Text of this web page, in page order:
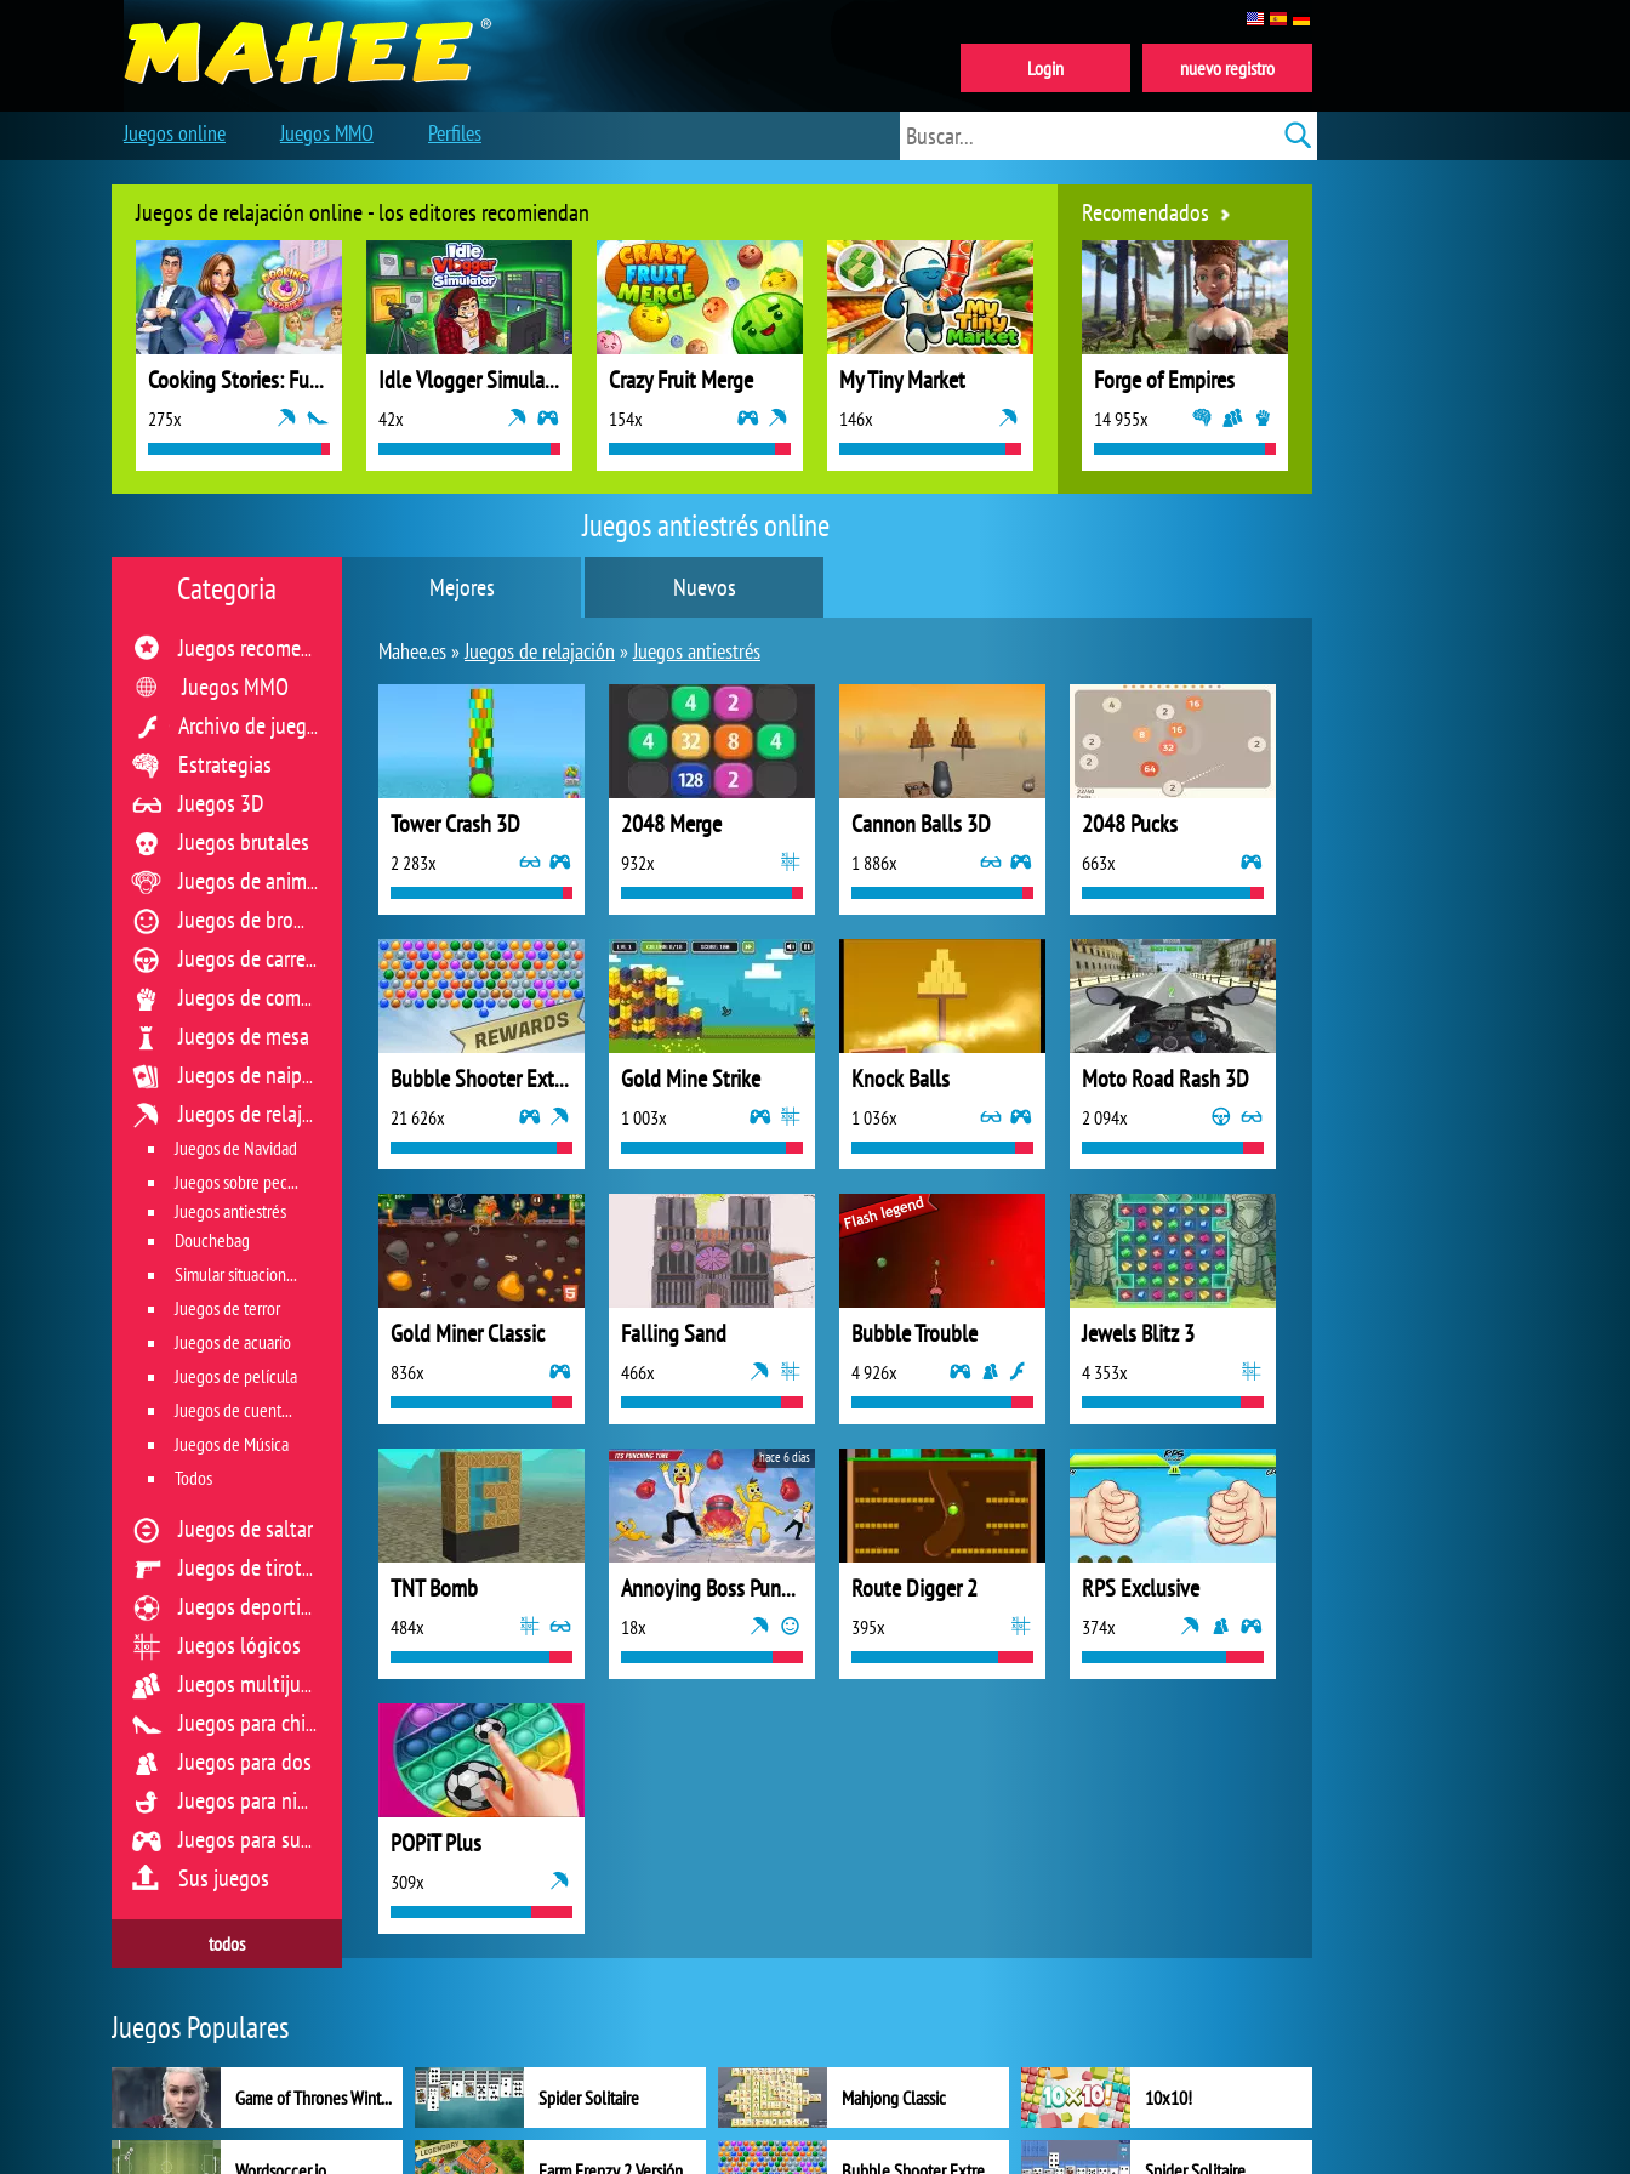
Juegos antiestrés online
Mejores Nuevos
Mahee.es »Juegos de relajación »Juegos antiestrés
Tower Crash 3D
2 283x
2048 Merge
932x
Cannon Balls 3D
1 886x
2048 Pucks
663x
Bubble Shooter Extreme
21 626x
Gold Mine Strike
1 003x
Knock Balls
1 036x
Moto Road Rash 3D
2 094x
Gold Miner Classic
836x
Falling Sand
466x
Bubble Trouble
4 926x
Jewels Blitz 3
4 353x
TNT Bomb
484x
Annoying Boss Punch Game
18x
hace 6 días
Route Digger 2
395x
RPS Exclusive
374x
POPiT Plus
309x
Categoria
Juegos recomendados
Juegos MMO
Archivo de juegos flash
Estrategias
Juegos 3D
Juegos brutales
Juegos de animales
Juegos de broma
Juegos de carreras
Juegos de combate
Juegos de mesa
Juegos de naipes
Juegos de relajación
Juegos de Navidad
Juegos sobre peces
Juegos antiestrés
Douchebag
Simular situaciones de vida
Juegos de terror
Juegos de acuario
Juegos de película
Juegos de cuento de hadas
Juegos de Música
Todos
Juegos de saltar
Juegos de tiroteo
Juegos deportivos
Juegos lógicos
Juegos multijugador
Juegos para chicas
Juegos para dos
Juegos para niños
Juegos para sus reflejos
Sus juegos
todos
Juegos de relajación online - los editores recomiendan
Cooking Stories: Fun Cafe Game
275x
Idle Vlogger Simulator
42x
Crazy Fruit Merge
154x
My Tiny Market
146x
Recomendados
Forge of Empires
14 955x
Zoo 2: Animal Park
My Free Zoo
Juegos Populares
Game of Thrones Winter is Coming Spider Solitaire Mahjong Classic 10x10!
nuevo registro
Login
Juegos online Juegos MMO Perfiles